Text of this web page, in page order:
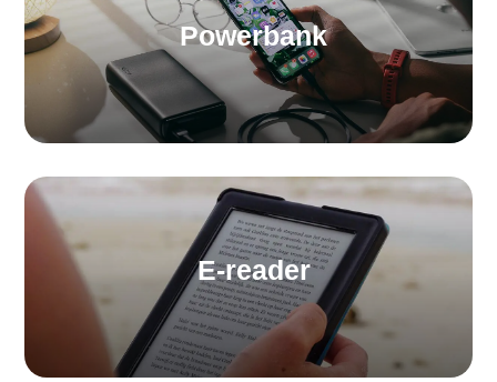
Powerbank
E-reader